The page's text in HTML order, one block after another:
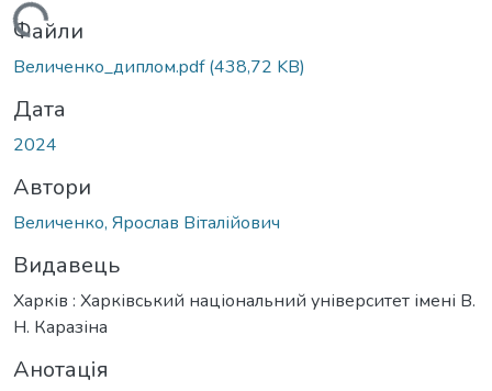
Файли
Величенко_диплом.pdf(438,72 KB)
Дата
2024
Автори
Величенко, Ярослав Віталійович
Видавець
Харків : Харківський національний університет імені В.
Н. Каразіна
Анотація